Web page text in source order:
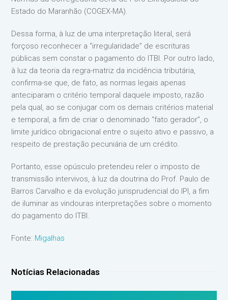
Estado do Maranhão (COGEX-MA).
Dessa forma, à luz de uma interpretação literal, será
forçoso reconhecer a “irregularidade” de escrituras
públicas sem constar o pagamento do ITBI. Por outro lado,
à luz da teoria da regra-matriz da incidência tributária,
confirma-se que, de fato, as normas legais apenas
anteciparam o critério temporal daquele imposto, razão
pela qual, ao se conjugar com os demais critérios material
e temporal, a fim de criar o denominado “fato gerador”, o
limite jurídico obrigacional entre o sujeito ativo e passivo, a
respeito de prestação pecuniária de um crédito.
Portanto, esse opúsculo pretendeu reler o imposto de
transmissão intervivos, à luz da doutrina do Prof. Paulo de
Barros Carvalho e da evolução jurisprudencial do IPI, a fim
de iluminar as vindouras interpretações sobre o momento
do pagamento do ITBI.
Fonte: Migalhas
Notícias Relacionadas